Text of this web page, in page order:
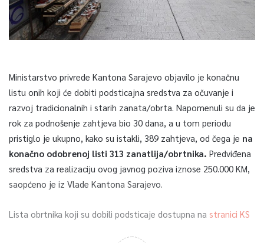
Ministarstvo privrede Kantona Sarajevo objavilo je konačnu
listu onih koji će dobiti podsticajna sredstva za očuvanje i
razvoj tradicionalnih i starih zanata/obrta. Napomenuli su da je
rok za podnošenje zahtjeva bio 30 dana, a u tom periodu
pristiglo je ukupno, kako su istakli, 389 zahtjeva, od čega je na
konačno odobrenoj listi 313 zanatlija/obrtnika. Predviđena
sredstva za realizaciju ovog javnog poziva iznose 250.000 KM,
saopćeno je iz Vlade Kantona Sarajevo.
Lista obrtnika koji su dobili podsticaje dostupna na stranici KS